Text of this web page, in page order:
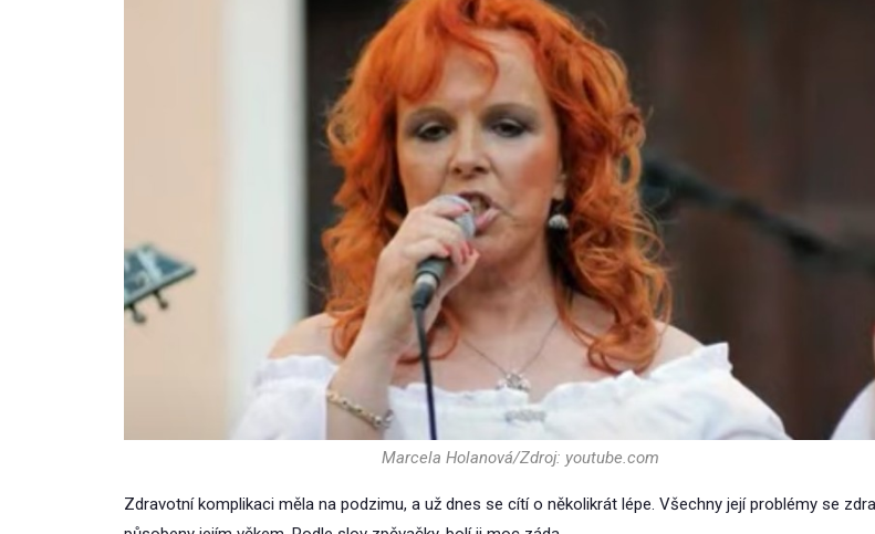
Marcela Holanová/Zdroj: youtube.com
Zdravotní komplikaci měla na podzimu, a už dnes se cítí o několikrát lépe. Všechny její problémy se